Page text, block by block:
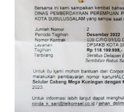
KAMI
INFO
KAMI